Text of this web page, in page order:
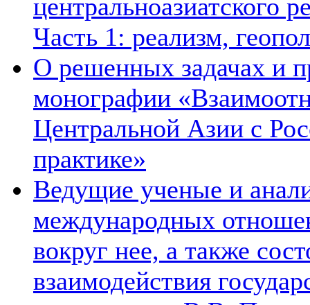
центральноазиатского
Часть 1: реализм,
О решенных задачах и
монографии
Центральной Азии с
практике»
Ведущие ученые и
международных
вокруг нее, а также
взаимодействия